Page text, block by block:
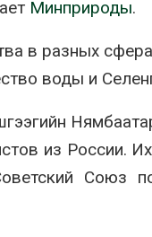
Минприроды.
в разных
воды и
из России.
Союз